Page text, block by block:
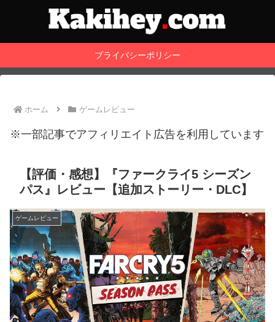
プライバシーポリシー
ホーム ゲームレビュー
※一部記事でアフィリエイト広告を利用しています
【評価・感想】『ファークライ5 シーズン
パス』レビュー【追加ストーリー・DLC】
ゲームレビュー